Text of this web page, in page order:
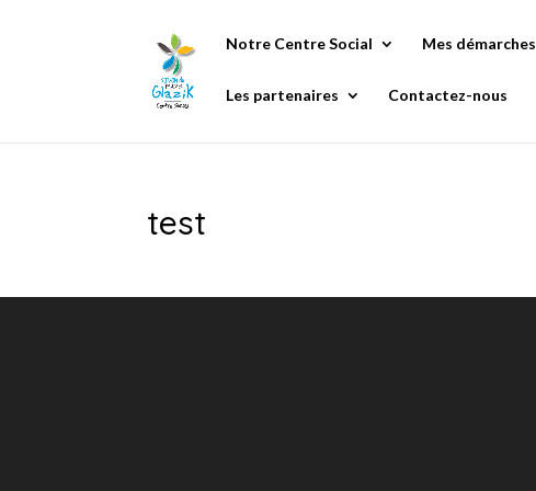
Notre Centre Social Mes démarches
Les partenaires Contactez-nous
test